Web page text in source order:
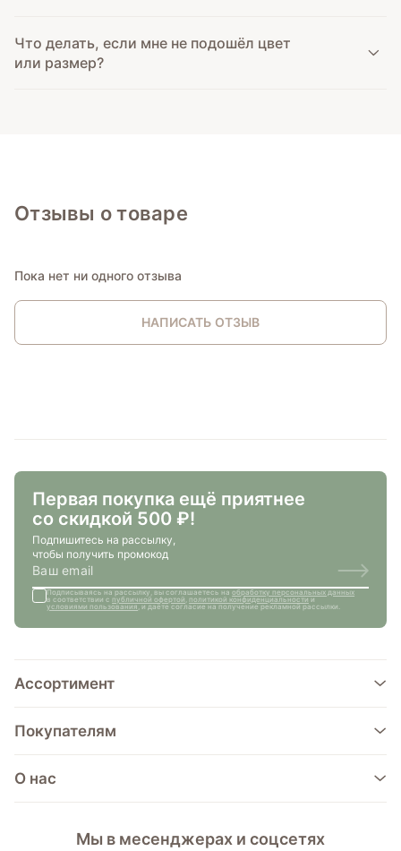
Что делать, если мне не подошёл цвет
или размер?
Отзывы о товаре
Пока нет ни одного отзыва
НАПИСАТЬ ОТЗЫВ
Первая покупка ещё приятнее
со скидкой 500 ₽!
Подпишитесь на рассылку,
чтобы получить промокод
Подписываясь на рассылку, вы соглашаетесь наобработку персональных данных
в соответствии спубличной офертой ,политикой конфиденциальностии
условиями пользования, и даёте согласие на получение рекламной рассылки.
Ассортимент
Покупателям
О нас
Мы в месенджерах и соцсетях